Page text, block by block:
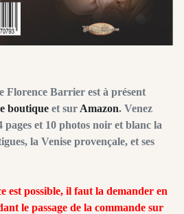
Barrier est à présent
boutique et sur Amazon. Venez
et 10 photos noir et blanc la
la Venise provençale, et ses
est possible, il faut la demander en
le passage de la commande sur